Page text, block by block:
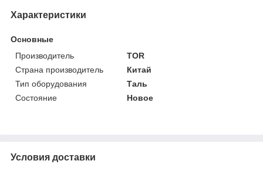
Характеристики
Основные
Производитель
TOR
Страна производитель
Китай
Тип оборудования
Таль
Состояние
Новое
Условия доставки